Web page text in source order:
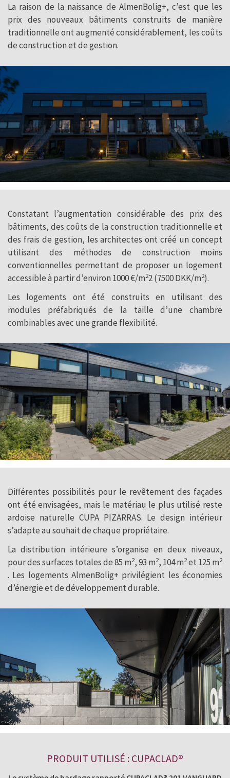
La raison de la naissance de AlmenBolig+, c’est que les
prix des nouveaux bâtiments construits de manière
traditionnelle ont augmenté considérablement, les coûts
de construction et de gestion.
Constatant l’augmentation considérable des prix des
bâtiments, des coûts de la construction traditionnelle et
des frais de gestion, les architectes ont créé un concept
utilisant des méthodes de construction moins
conventionnelles permettant de proposer un logement
accessible à partir d’environ 1000 €/m22 (7500 DKK/m2).
Les logements ont été construits en utilisant des
modules préfabriqués de la taille d’une chambre
combinables avec une grande flexibilité.
Différentes possibilités pour le revêtement des façades
ont été envisagées, mais le matériau le plus utilisé reste
ardoise naturelle CUPA PIZARRAS. Le design intérieur
s’adapte au souhait de chaque propriétaire.
La distribution intérieure s’organise en deux niveaux,
pour des surfaces totales de 85 m2, 93 m2, 104 m2et 125 m2
. Les logements AlmenBolig+ privilégient les économies
d’énergie et de développement durable.
PRODUIT UTILISÉ : CUPACLAD®